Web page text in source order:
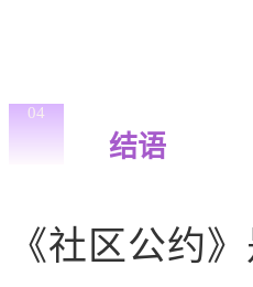
04
结语
《社区公约